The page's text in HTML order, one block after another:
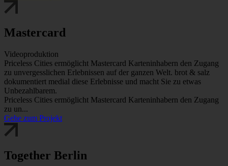
Mastercard
Videoproduktion
Priceless Cities ermöglicht Mastercard Karteninhabern den Zugang
zu unvergesslichen Erlebnissen auf der ganzen Welt. brot & salz
dokumentiert medial diese Erlebnisse und macht Sie zu etwas
Unbezahlbarem.
Priceless Cities ermöglicht Mastercard Karteninhabern den Zugang
zu un...
Gehe zum Projekt
Together Berlin